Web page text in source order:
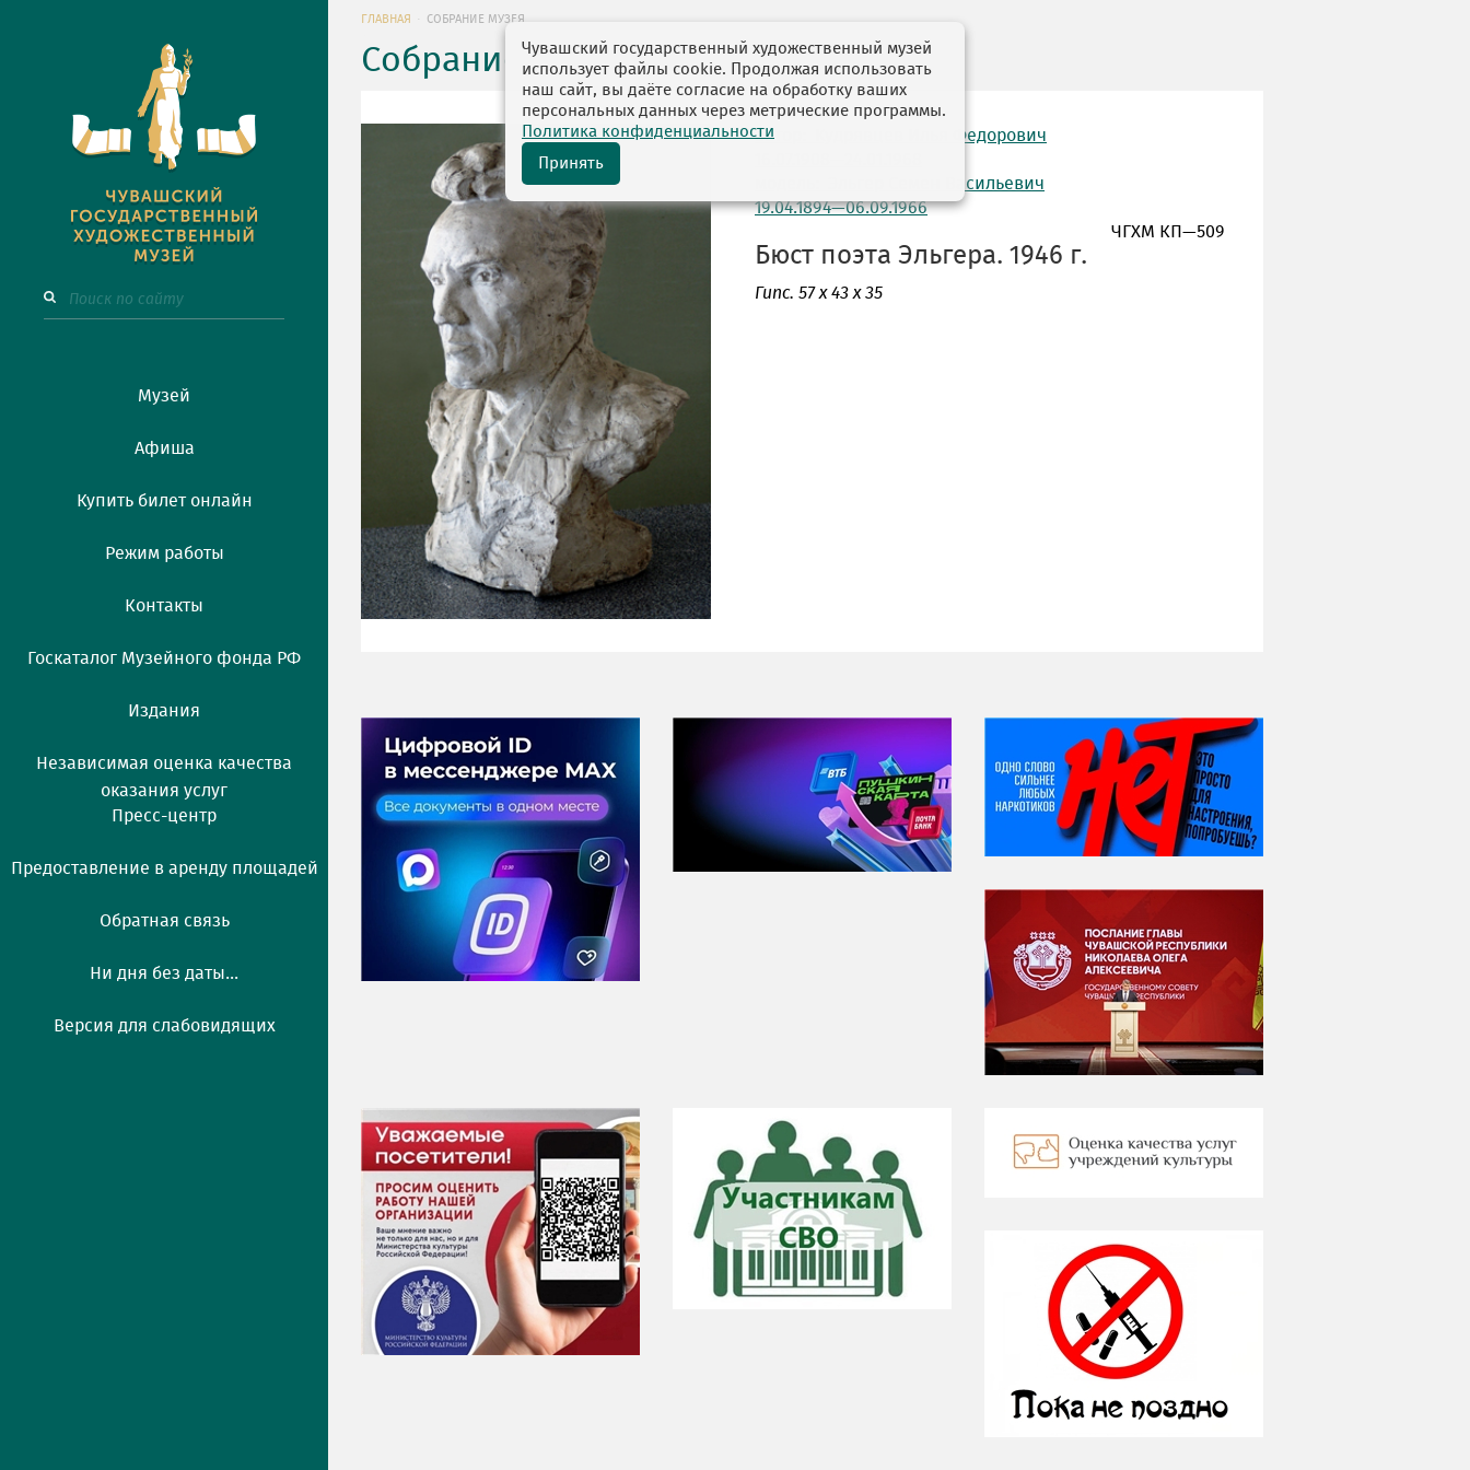
Музей
Афиша
Купить билет онлайн
Режим работы
Контакты
Госкаталог Музейного фонда РФ
Издания
Независимая оценка качества
оказания услуг
Пресс-центр
Предоставление в аренду площадей
Обратная связь
Ни дня без даты...
Версия для слабовидящих
ГЛАВНАЯ СОБРАНИЕ МУЗЕЯ
Собрание музея
автор: Кудрявцев Илья Федорович
модель: Эльгер Семен Васильевич
19.04.1894—06.09.1966
ЧГХМ КП—509
Бюст поэта Эльгера. 1946 г.
Гипс. 57 х 43 х 35
Чувашский государственный художественный музей
использует файлы cookie. Продолжая использовать
наш сайт, вы даёте согласие на обработку ваших
персональных данных через метрические программы.
Политика конфиденциальности
Принять